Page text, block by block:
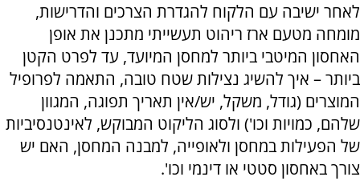
לאחר ישיבה עם הלקוח להגדרת הצרכים והדרישות,
מומחה מטעם ארז ריהוט תעשייתי מתכנן את אופן
האחסון המיטבי ביותר למחסן המיועד, עד לפרט הקטן
ביותר – איך להשיג נצילות שטח טובה, התאמה לפרופיל
המוצרים (גודל, משקל, יש/אין תאריך תפוגה, המגוון
שלהם, כמויות וכו') ולסוג הליקוט המבוקש, לאינטנסיביות
של הפעילות במחסן ולאופייה, למבנה המחסן, האם יש
צורך באחסון סטטי או דינמי וכו'.